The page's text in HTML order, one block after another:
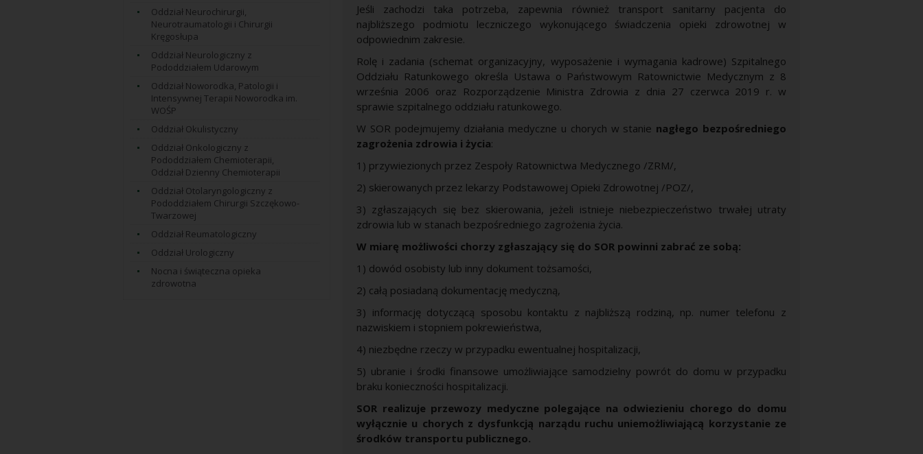
Oddział Neurochirurgii,
Neurotraumatologii i Chirurgii
Kręgosłupa
Oddział Neurologiczny z
Pododdziałem Udarowym
Oddział Noworodka, Patologii i
Intensywnej Terapii Noworodka im.
WOŚP
Oddział Okulistyczny
Oddział Onkologiczny z
Pododdziałem Chemioterapii,
Oddział Dzienny Chemioterapii
Oddział Otolaryngologiczny z
Pododdziałem Chirurgii Szczękowo-
Twarzowej
Oddział Reumatologiczny
Oddział Urologiczny
Nocna i świąteczna opieka
zdrowotna
Jeśli zachodzi taka potrzeba, zapewnia również transport sanitarny pacjenta do
najbliższego podmiotu leczniczego wykonującego świadczenia opieki zdrowotnej w
odpowiednim zakresie.
Rolę i zadania (schemat organizacyjny, wyposażenie i wymagania kadrowe) Szpitalnego
Oddziału Ratunkowego określa Ustawa o Państwowym Ratownictwie Medycznym z 8
września 2006 oraz Rozporządzenie Ministra Zdrowia z dnia 27 czerwca 2019 r. w
sprawie szpitalnego oddziału ratunkowego.
W SOR podejmujemy działania medyczne u chorych w stanie nagłego bezpośredniego
zagrożenia zdrowia i życia:
1) przywiezionych przez Zespoły Ratownictwa Medycznego /ZRM/,
2) skierowanych przez lekarzy Podstawowej Opieki Zdrowotnej /POZ/,
3) zgłaszających się bez skierowania, jeżeli istnieje niebezpieczeństwo trwałej utraty
zdrowia lub w stanach bezpośredniego zagrożenia życia.
W miarę możliwości chorzy zgłaszający się do SOR powinni zabrać ze sobą:
1) dowód osobisty lub inny dokument tożsamości,
2) całą posiadaną dokumentację medyczną,
3) informację dotyczącą sposobu kontaktu z najbliższą rodziną, np. numer telefonu z
nazwiskiem i stopniem pokrewieństwa,
4) niezbędne rzeczy w przypadku ewentualnej hospitalizacji,
5) ubranie i środki finansowe umożliwiające samodzielny powrót do domu w przypadku
braku konieczności hospitalizacji.
SOR realizuje przewozy medyczne polegające na odwiezieniu chorego do domu
wyłącznie u chorych z dysfunkcją narządu ruchu uniemożliwiającą korzystanie ze
środków transportu publicznego.